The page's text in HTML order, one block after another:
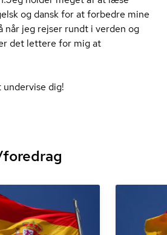
og dansk for at forbedre mine
jeg rejser rundt i verden og
det lettere for mig at
dig!